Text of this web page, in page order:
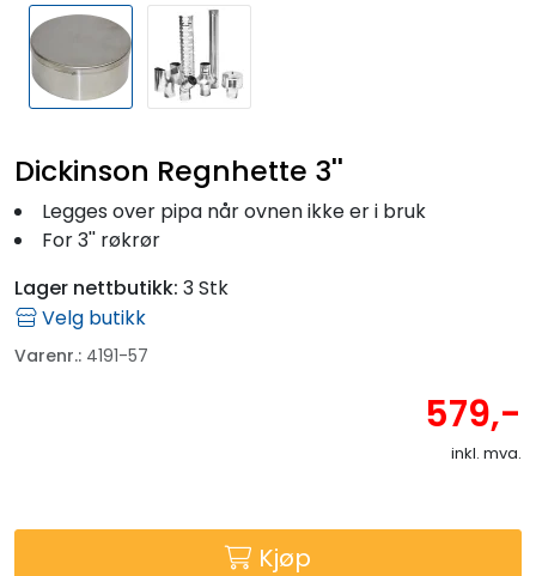
Dickinson Regnhette 3''
Legges over pipa når ovnen ikke er i bruk
For 3'' røkrør
Lager nettbutikk: 3 Stk
Velg butikk
Varenr.: 4191-57
579,-
inkl. mva.
Kjøp
Outlet
Kampanje